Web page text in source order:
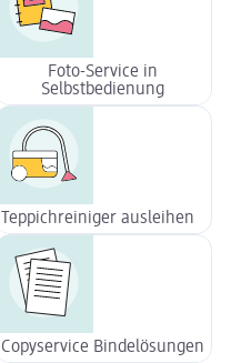
Foto-Service in
Selbstbedienung
Teppichreiniger ausleihen
Copyservice Bindelösungen